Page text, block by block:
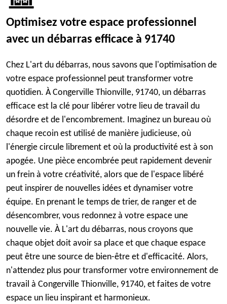
Optimisez votre espace professionnel
avec un débarras efficace à 91740
Chez L'art du débarras, nous savons que l'optimisation de
votre espace professionnel peut transformer votre
quotidien. À Congerville Thionville, 91740, un débarras
efficace est la clé pour libérer votre lieu de travail du
désordre et de l'encombrement. Imaginez un bureau où
chaque recoin est utilisé de manière judicieuse, où
l'énergie circule librement et où la productivité est à son
apogée. Une pièce encombrée peut rapidement devenir
un frein à votre créativité, alors que de l'espace libéré
peut inspirer de nouvelles idées et dynamiser votre
équipe. En prenant le temps de trier, de ranger et de
désencombrer, vous redonnez à votre espace une
nouvelle vie. À L'art du débarras, nous croyons que
chaque objet doit avoir sa place et que chaque espace
peut être une source de bien-être et d'efficacité. Alors,
n'attendez plus pour transformer votre environnement de
travail à Congerville Thionville, 91740, et faites de votre
espace un lieu inspirant et harmonieux.